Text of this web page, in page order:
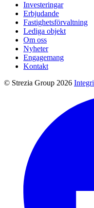
Investeringar
Erbjudande
Fastighetsförvaltning
Lediga objekt
Om oss
Nyheter
Engagemang
Kontakt
© Strezia Group 2026